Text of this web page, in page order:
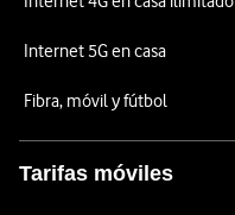
Internet 5G en casa
Fibra, móvil y fútbol
Tarifas móviles